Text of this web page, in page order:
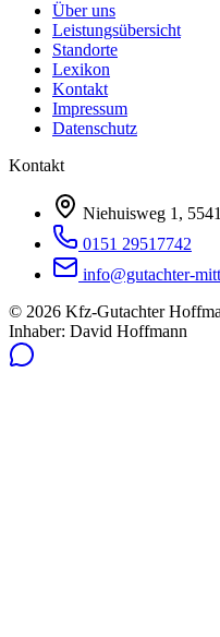
Über uns
Leistungsübersicht
Standorte
Lexikon
Kontakt
Impressum
Datenschutz
Kontakt
Niehuisweg 1,
0151 29517742
info@gutachter-
© 2026 Kfz-Gutachter
Inhaber: David Hoffmann